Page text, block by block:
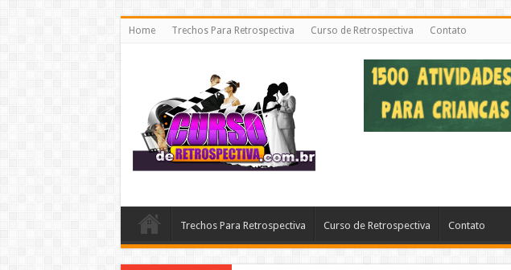
Home Trechos Para Retrospectiva Curso de Retrospectiva Contato
Trechos Para Retrospectiva Curso de Retrospectiva Contato